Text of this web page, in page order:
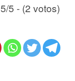
5/5 - (2 votos)